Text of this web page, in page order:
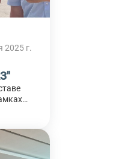
2025 г.
по
с